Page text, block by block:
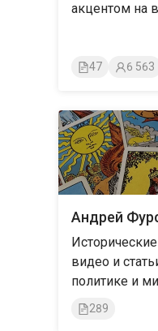
акцентом на
47 6 563
Андрей
видео и
политике и
289